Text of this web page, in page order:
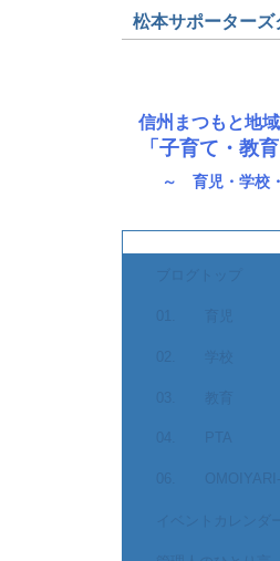
松本サポーター
信州まつもと地
「子育て・
～ 育児・学校